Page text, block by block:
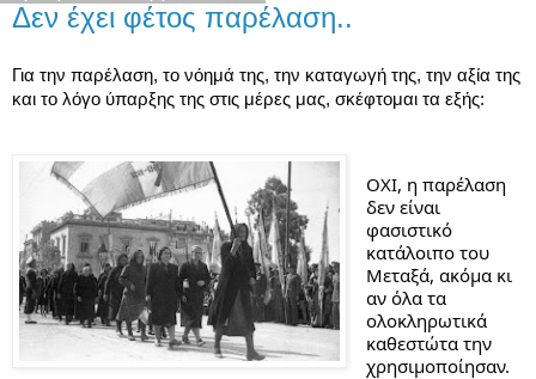
Δεν έχει φέτος παρέλαση..
Για την παρέλαση, το νόημά της, την καταγωγή της, την αξία της
και το λόγο ύπαρξης της στις μέρες μας, σκέφτομαι τα εξής:
ΟΧΙ, η παρέλαση
δεν είναι
φασιστικό
κατάλοιπο του
Μεταξά, ακόμα κι
αν όλα τα
ολοκληρωτικά
καθεστώτα την
χρησιμοποίησαν.